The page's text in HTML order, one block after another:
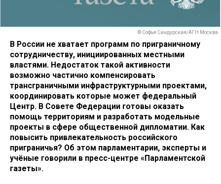
© Софья Сандурская/АГН Москва
В России не хватает программ по приграничному
сотрудничеству, инициированных местными
властями. Недостаток такой активности
возможно частично компенсировать
трансграничными инфраструктурными проектами,
координировать которые может федеральный
Центр. В Совете Федерации готовы оказать
помощь территориям и разработать модельные
проекты в сфере общественной дипломатии. Как
повысить привлекательность российского
приграничья? Об этом парламентарии, эксперты и
учёные говорили в пресс-центре «Парламентской
газеты».